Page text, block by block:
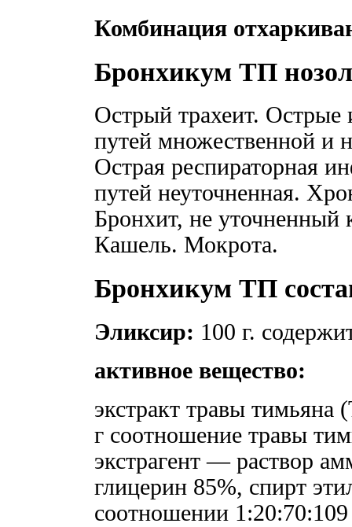
Комбинация
Бронхикум ТП
Острый трахеит.
путей множественной и
Острая респираторная
путей неуточненная.
Бронхит, не уточненный
Кашель. Мокрота.
Бронхикум ТП
Эликсир: 100 г.
активное вещество:
экстракт травы
г соотношение травы
экстрагент — раствор
глицерин 85%, спирт
соотношении